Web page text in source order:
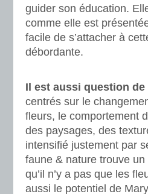
guider son éducation.
comme elle est
facile de s’attacher à
débordante.
Il est aussi question de
centrés sur le
fleurs, le comportement
des paysages, des
intensifié justement par
faune & nature trouve
qu’il n’y a pas que les
aussi le potentiel de